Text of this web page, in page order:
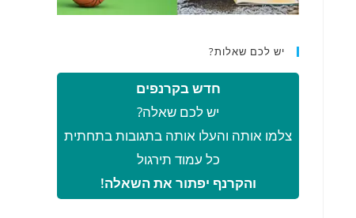
יש לכם שאלות?
חדש בקרנפים
יש לכם שאלה?
צלמו אותה והעלו אותה בתגובות בתחתית
כל עמוד תירגול
והקרנף יפתור את השאלה!